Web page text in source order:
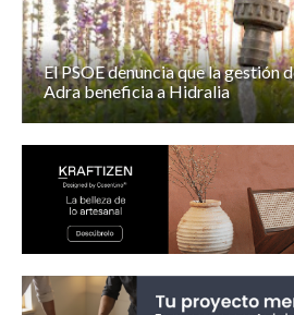
El PSOE denuncia que la gestión
Adra beneficia a Hidralia